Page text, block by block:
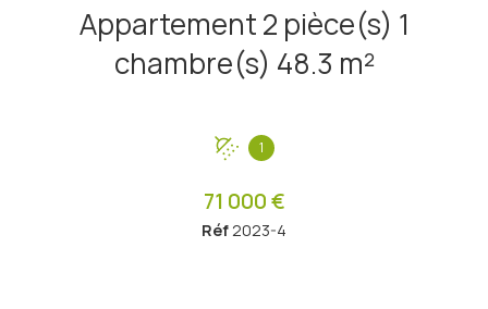
Appartement 2 pièce(s) 1
chambre(s) 48.3 m²
1
71 000 €
Réf2023-4